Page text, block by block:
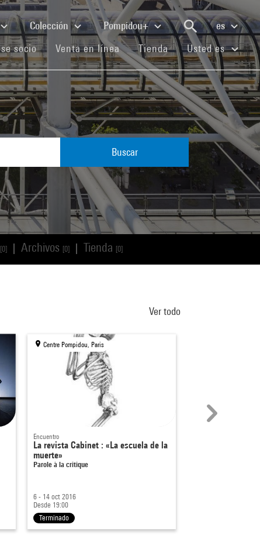
Colección Pompidou+
es
socio(current)Venta en línea(current)
Tienda(current)Usted es
Buscar
[0] Archivos [0] Tienda [0]
Ver todo
Centre Pompidou, Paris
Encuentro
La revista Cabinet : «La escuela de la
muerte»
Parole à la critique
6 - 14 oct 2016
Desde 19:00
Terminado